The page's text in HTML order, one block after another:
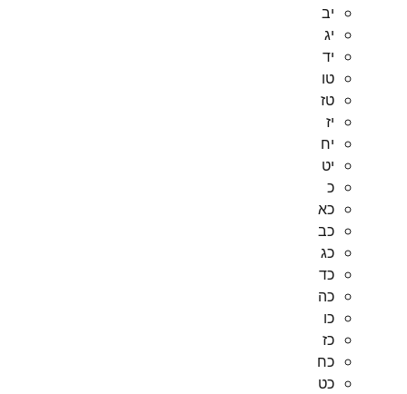
יב
יג
יד
טו
טז
יז
יח
יט
כ
כא
כב
כג
כד
כה
כו
כז
כח
כט